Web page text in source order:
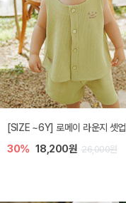
엘리오 아기 블라우스
40% 16,200원 27,000원